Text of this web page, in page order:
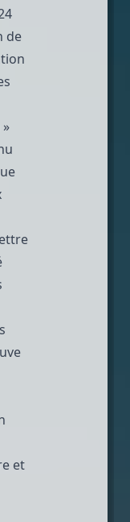
de
et